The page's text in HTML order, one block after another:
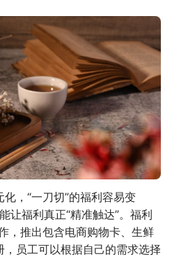
，“一刀切”的福利容易变
让福利真正“精准触达”。福利
，推出包含电商购物卡、生鲜
员工可以根据自己的需求选择